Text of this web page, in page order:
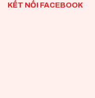
KẾT NỐI FACEBOOK